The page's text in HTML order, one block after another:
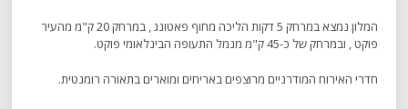
המלון נמצא במרחק 5 דקות הליכה מחוף פאטונג , במרחק 20 ק"מ מהעיר
פוקט , ובמרחק של כ-45 ק"מ מנמל התעופה הבינלאומי פוקט.
חדרי האירוח המודרניים מרוצפים באריחים ומוארים בתאורה רומנטית.